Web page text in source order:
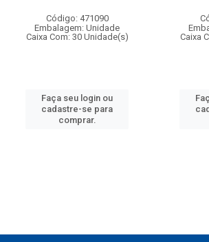
Código: 471090
Embalagem: Unidade
Caixa Com: 30 Unidade(s)
Faça seu login ou
cadastre-se para
comprar.
Caixa